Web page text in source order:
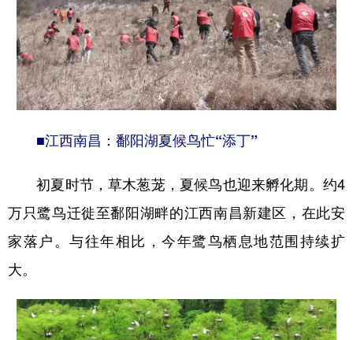
■江西南昌：鄱阳湖夏候鸟忙“添丁”
初夏时节，草木葱茏，夏候鸟也迎来孵化期。约4
万只鹭鸟迁徙至鄱阳湖畔的江西南昌新建区，在此安
家落户。与往年相比，今年鹭鸟栖息地范围持续扩
大。